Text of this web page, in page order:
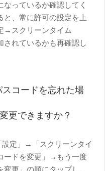
っているか確認してく
と、常に許可の設定を上
→スクリーンタイム
れているかも再確認し
コードを忘れた場
更できますか？
設定」→「スクリーンタイ
ードを変更」→もう一度